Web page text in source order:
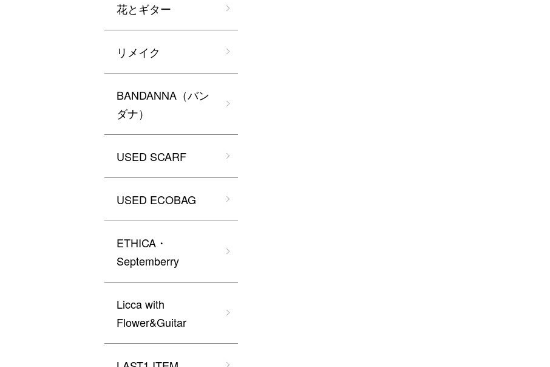
花とギター
リメイク
BANDANNA（バン
ダナ）
USED SCARF
USED ECOBAG
ETHICA・
Septemberry
Licca with
Flower&Guitar